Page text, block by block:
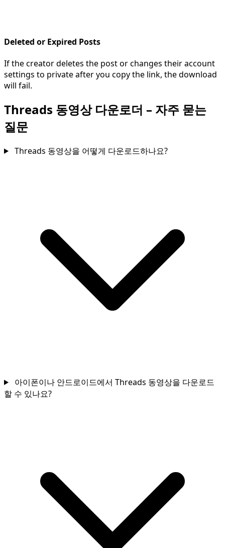
Deleted or Expired Posts
If the creator deletes the post or changes their account
settings to private after you copy the link, the download
will fail.
Threads 동영상 다운로더 – 자주 묻는
질문
Threads 동영상을 어떻게 다운로드하나요?
아이폰이나 안드로이드에서 Threads 동영상을 다운로드
할 수 있나요?